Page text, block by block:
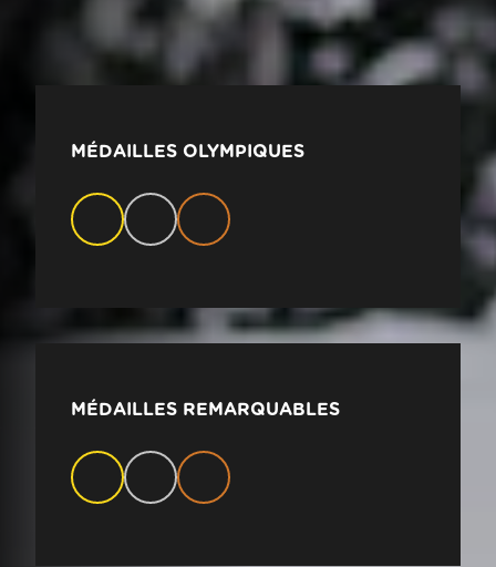
MÉDAILLES OLYMPIQUES
MÉDAILLES REMARQUABLES